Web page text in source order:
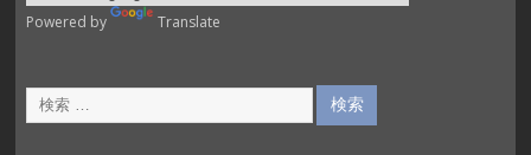
Powered by Translate